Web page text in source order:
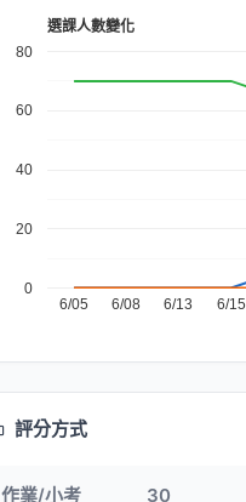
選課人數變化
6/05 6/08 6/13 6/15
0
20
40
60
80
評分方式
作業/小考 30